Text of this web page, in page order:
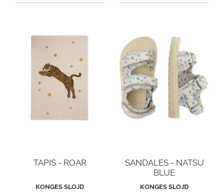
TAPIS - ROAR
KONGES SLOJD
SANDALES - NATSU
BLUE
KONGES SLOJD